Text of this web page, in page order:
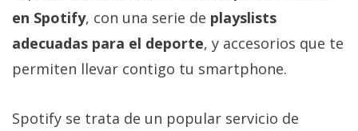
temas
Sorteos
en Spotify, con una serie de playslists
adecuadas para el deporte, y accesorios que te
permiten llevar contigo tu smartphone.
Spotify se trata de un popular servicio de